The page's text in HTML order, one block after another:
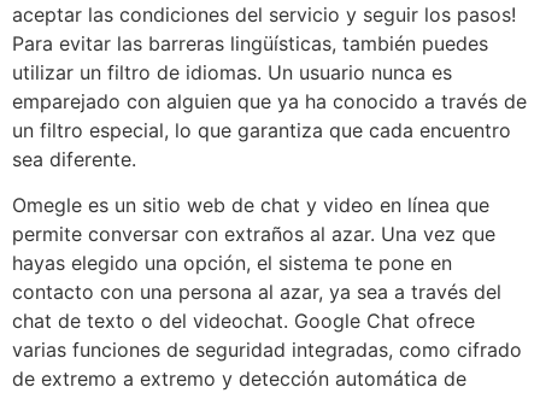
aceptar las condiciones del servicio y seguir los pasos!
Para evitar las barreras lingüísticas, también puedes
utilizar un filtro de idiomas. Un usuario nunca es
emparejado con alguien que ya ha conocido a través de
un filtro especial, lo que garantiza que cada encuentro
sea diferente.
Omegle es un sitio web de chat y video en línea que
permite conversar con extraños al azar. Una vez que
hayas elegido una opción, el sistema te pone en
contacto con una persona al azar, ya sea a través del
chat de texto o del videochat. Google Chat ofrece
varias funciones de seguridad integradas, como cifrado
de extremo a extremo y detección automática de